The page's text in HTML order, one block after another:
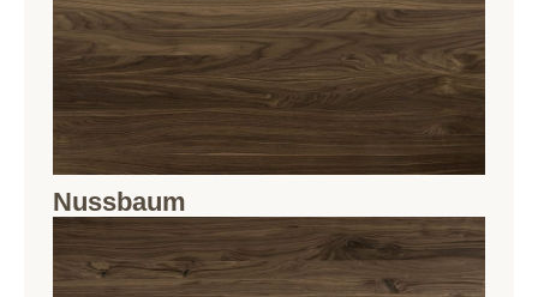
Nussbaum